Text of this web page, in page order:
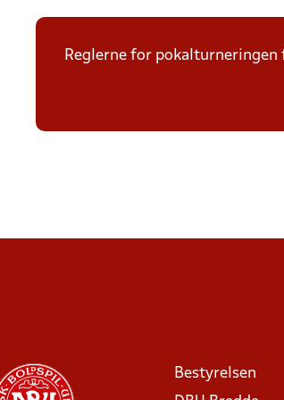
Reglerne for pokalturneringen
Bestyrelsen